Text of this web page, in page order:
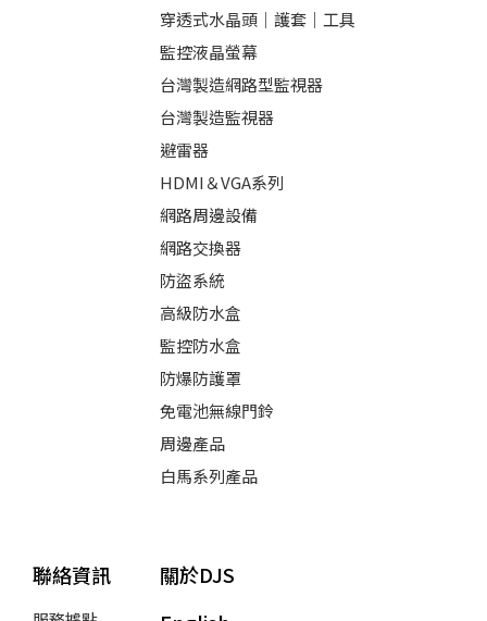
穿透式水晶頭｜護套｜工具
監控液晶螢幕
台灣製造網路型監視器
台灣製造監視器
避雷器
HDMI＆VGA系列
網路周邊設備
網路交換器
防盜系統
高級防水盒
監控防水盒
防爆防護罩
免電池無線門鈴
周邊產品
白馬系列產品
聯絡資訊
關於DJS